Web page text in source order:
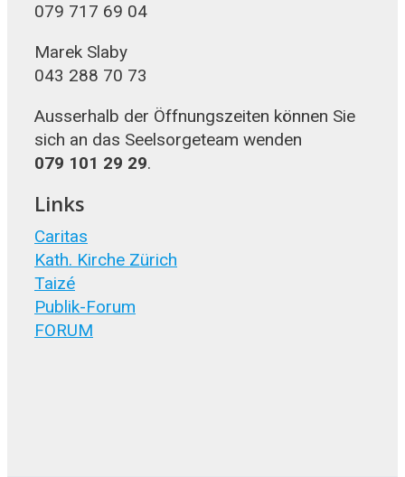
079 717 69 04
Marek Slaby
043 288 70 73
Ausserhalb der Öffnungszeiten können Sie
sich an das Seelsorgeteam wenden
079 101 29 29.
Links
Caritas
Kath. Kirche Zürich
Taizé
Publik-Forum
FORUM